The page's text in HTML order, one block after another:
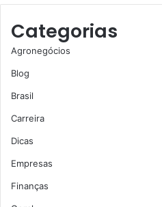
Categorias
Agronegócios
Blog
Brasil
Carreira
Dicas
Empresas
Finanças